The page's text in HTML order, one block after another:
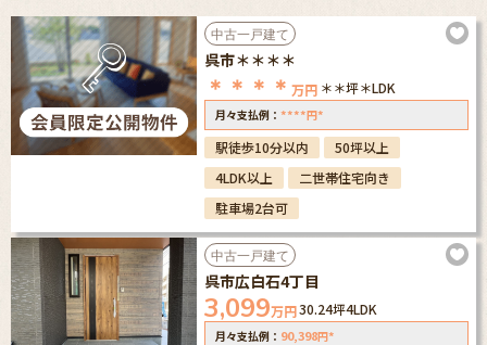
中古一戸建て
呉市＊＊＊＊
＊＊＊＊ 万円 ＊＊坪＊LDK
月々支払例： ****円*
駅徒歩10分以内
50坪以上
4LDK以上
二世帯住宅向き
駐車場2台可
中古一戸建て
呉市広白石4丁目
3,099万円30.24坪4LDK
月々支払例： 90,398円*